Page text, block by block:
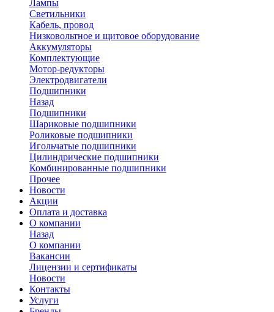
Лампы
Светильники
Кабель, провод
Низковольтное и щитовое оборудование
Аккумуляторы
Комплектующие
Мотор-редукторы
Электродвигатели
Подшипники
Назад
Подшипники
Шариковые подшипники
Роликовые подшипники
Игольчатые подшипники
Цилиндрические подшипники
Комбинированные подшипники
Прочее
Новости
Акции
Оплата и доставка
О компании
Назад
О компании
Вакансии
Лицензии и сертификаты
Новости
Контакты
Услуги